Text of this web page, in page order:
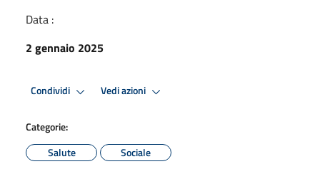
Data :
2 gennaio 2025
Condividi Vedi azioni
Categorie:
Salute
Sociale